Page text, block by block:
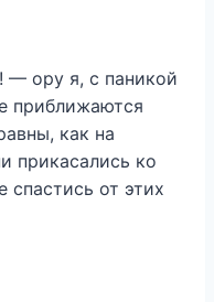
— ору я, с паникой
приближаются
как на
прикасались ко
от этих